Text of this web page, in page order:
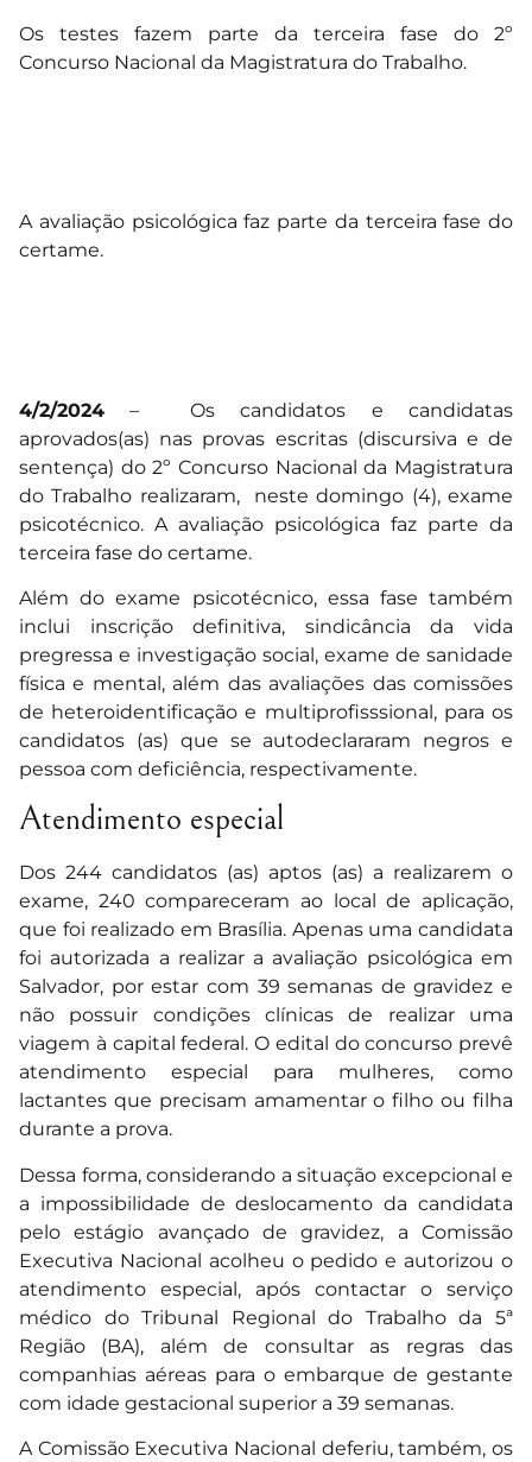
Os testes fazem parte da terceira fase do 2º
Concurso Nacional da Magistratura do Trabalho.
A avaliação psicológica faz parte da terceira fase do
certame.
4/2/2024 – Os candidatos e candidatas
aprovados(as) nas provas escritas (discursiva e de
sentença) do 2º Concurso Nacional da Magistratura
do Trabalho realizaram, neste domingo (4), exame
psicotécnico. A avaliação psicológica faz parte da
terceira fase do certame.
Além do exame psicotécnico, essa fase também
inclui inscrição definitiva, sindicância da vida
pregressa e investigação social, exame de sanidade
física e mental, além das avaliações das comissões
de heteroidentificação e multiprofisssional, para os
candidatos (as) que se autodeclararam negros e
pessoa com deficiência, respectivamente.
Atendimento especial
Dos 244 candidatos (as) aptos (as) a realizarem o
exame, 240 compareceram ao local de aplicação,
que foi realizado em Brasília. Apenas uma candidata
foi autorizada a realizar a avaliação psicológica em
Salvador, por estar com 39 semanas de gravidez e
não possuir condições clínicas de realizar uma
viagem à capital federal. O edital do concurso prevê
atendimento especial para mulheres, como
lactantes que precisam amamentar o filho ou filha
durante a prova.
Dessa forma, considerando a situação excepcional e
a impossibilidade de deslocamento da candidata
pelo estágio avançado de gravidez, a Comissão
Executiva Nacional acolheu o pedido e autorizou o
atendimento especial, após contactar o serviço
médico do Tribunal Regional do Trabalho da 5ª
Região (BA), além de consultar as regras das
companhias aéreas para o embarque de gestante
com idade gestacional superior a 39 semanas.
A Comissão Executiva Nacional deferiu, também, os